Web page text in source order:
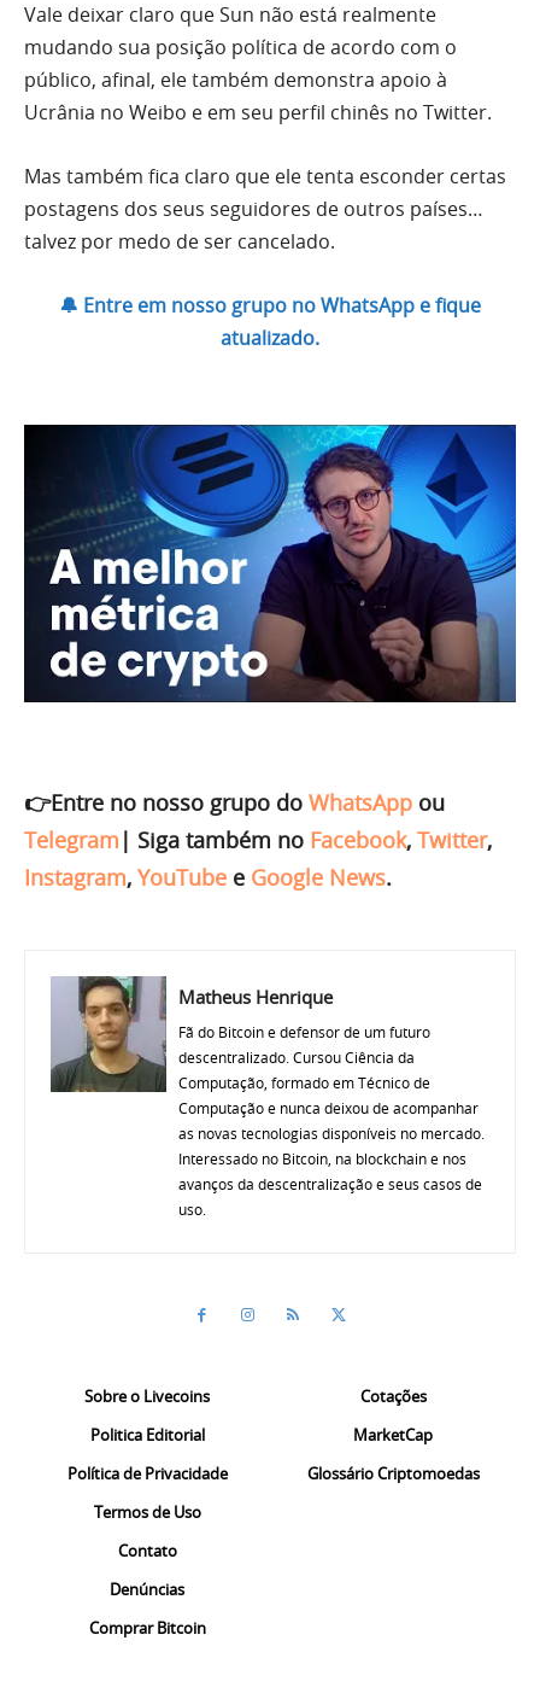
Vale deixar claro que Sun não está realmente
mudando sua posição política de acordo com o
público, afinal, ele também demonstra apoio à
Ucrânia no Weibo e em seu perfil chinês no Twitter.
Mas também fica claro que ele tenta esconder certas
postagens dos seus seguidores de outros países…
talvez por medo de ser cancelado.
🔔 Entre em nosso grupo no WhatsApp e fique
atualizado.
👉Entre no nosso grupo do WhatsApp ou
Telegram | Siga também no Facebook, Twitter,
Instagram, YouTube e Google News.
Matheus Henrique
Fã do Bitcoin e defensor de um futuro
descentralizado. Cursou Ciência da
Computação, formado em Técnico de
Computação e nunca deixou de acompanhar
as novas tecnologias disponíveis no mercado.
Interessado no Bitcoin, na blockchain e nos
avanços da descentralização e seus casos de
uso.
Sobre o Livecoins
Politica Editorial
Política de Privacidade
Termos de Uso
Contato
Denúncias
Comprar Bitcoin
Cotações
MarketCap
Glossário Criptomoedas